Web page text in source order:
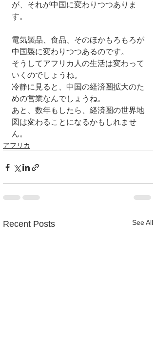
が、それが中国に変わりつつありま
す。
電気製品、食品、そのほかもろもろが
中国製に変わりつつあるのです。
そうしてアフリカ人の生活は変わって
いくのでしょうね。
冷静に見ると、中国の経済圏拡大のた
めの営業なんでしょうね。
あと、数年もしたら、経済圏の世界地
図は変わることになるかもしれませ
ん。
アフリカ
Recent Posts See All